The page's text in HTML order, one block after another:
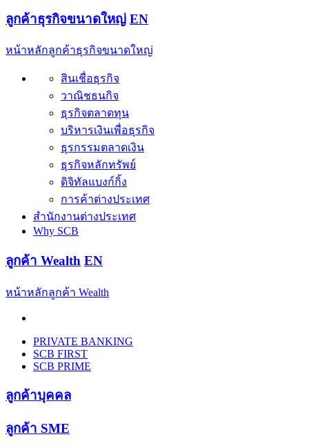
ลูกค้าธุรกิจขนาดใหญ่ EN
หน้าหลักลูกค้าธุรกิจขนาดใหญ่
สินเชื่อธุรกิจ
วาณิชธนกิจ
ธุรกิจตลาดทุน
บริหารเงินเพื่อธุรกิจ
ธุรกรรมตลาดเงิน
ธุรกิจหลักทรัพย์
ดิจิทัลแบงก์กิ้ง
การค้าต่างประเทศ
สำนักงานต่างประเทศ
Why SCB
ลูกค้า Wealth EN
หน้าหลักลูกค้า Wealth
PRIVATE BANKING
SCB FIRST
SCB PRIME
ลูกค้าบุคคล
ลูกค้า SME